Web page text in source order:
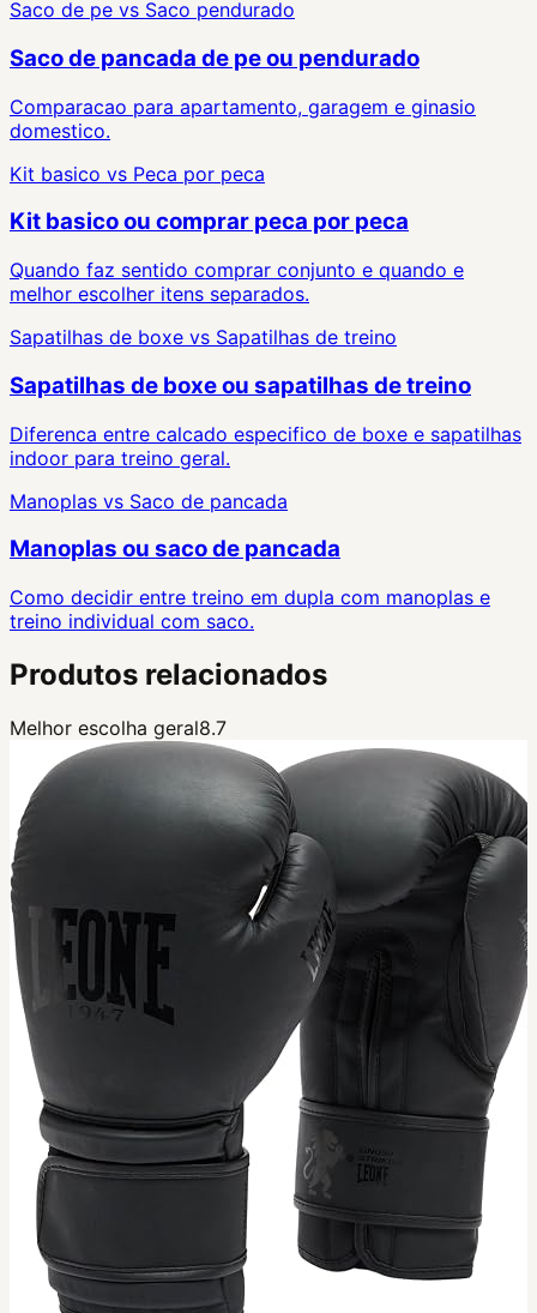
Saco de pe vs Saco pendurado
Saco de pancada de pe ou pendurado
Comparacao para apartamento, garagem e ginasio
domestico.
Kit basico vs Peca por peca
Kit basico ou comprar peca por peca
Quando faz sentido comprar conjunto e quando e
melhor escolher itens separados.
Sapatilhas de boxe vs Sapatilhas de treino
Sapatilhas de boxe ou sapatilhas de treino
Diferenca entre calcado especifico de boxe e sapatilhas
indoor para treino geral.
Manoplas vs Saco de pancada
Manoplas ou saco de pancada
Como decidir entre treino em dupla com manoplas e
treino individual com saco.
Produtos relacionados
Melhor escolha geral8.7